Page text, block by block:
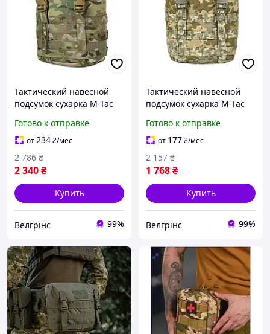
Тактический навесной
подсумок сухарка M-Tac
Военный полевой
универсальный подсумок
Готово к отправке
от234₴/мес
2 340₴
2 786 ₴
Купить
Велгрінс 99%
Тактический навесной
подсумок сухарка M-Tac
полевой универсальный
подсумок
Готово к отправке
от 177₴/мес
1 768₴
2 157 ₴
Купить
Велгрінс 99%